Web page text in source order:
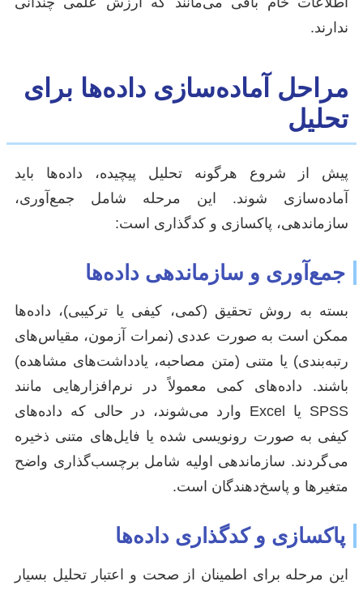
ندارند.
مراحل آماده‌سازی داده‌ها برای
تحلیل
پیش از شروع هرگونه تحلیل پیچیده، داده‌ها باید
آماده‌سازی شوند. این مرحله شامل جمع‌آوری،
سازماندهی، پاکسازی و کدگذاری است:
جمع‌آوری و سازماندهی داده‌ها
بسته به روش تحقیق (کمی، کیفی یا ترکیبی)، داده‌ها
ممکن است به صورت عددی (نمرات آزمون، مقیاس‌های
رتبه‌بندی) یا متنی (متن مصاحبه، یادداشت‌های مشاهده)
باشند. داده‌های کمی معمولاً در نرم‌افزارهایی مانند
SPSS یا Excel وارد می‌شوند، در حالی که داده‌های
کیفی به صورت رونویسی شده یا فایل‌های متنی ذخیره
می‌گردند. سازماندهی اولیه شامل برچسب‌گذاری واضح
متغیرها و پاسخ‌دهندگان است.
پاکسازی و کدگذاری داده‌ها
این مرحله برای اطمینان از صحت و اعتبار تحلیل بسیار